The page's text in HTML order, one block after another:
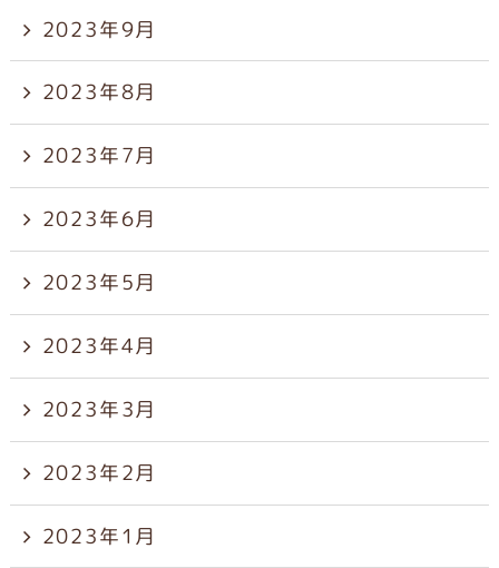
2023年9月
2023年8月
2023年7月
2023年6月
2023年5月
2023年4月
2023年3月
2023年2月
2023年1月